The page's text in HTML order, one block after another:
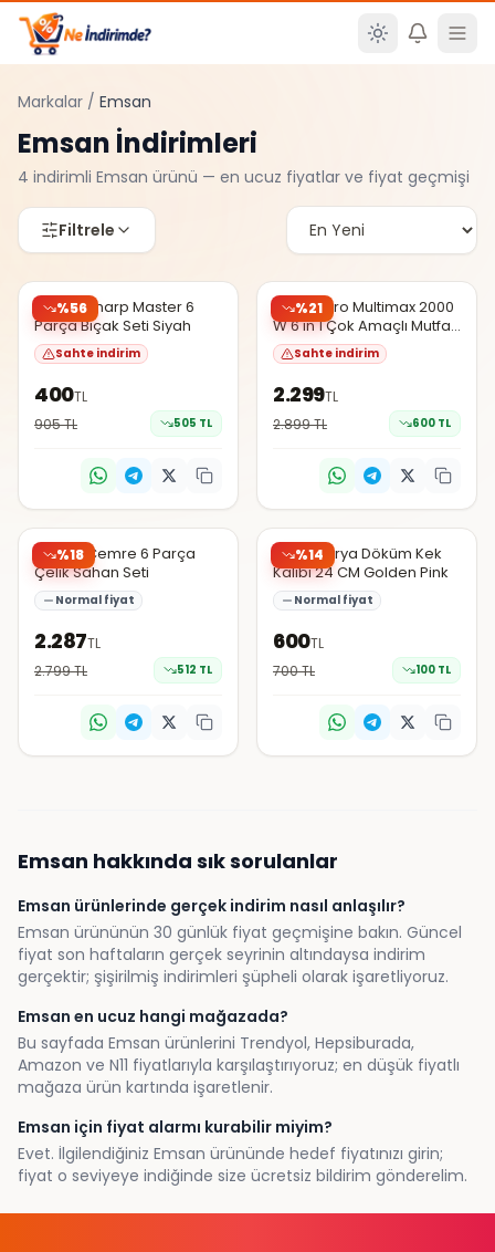
Ana içeriğe atla
Markalar / Emsan
Emsan İndirimleri
4 indirimli Emsan ürünü — en ucuz fiyatlar ve fiyat geçmişi
Filtrele
%56
EN DÜŞÜK
Şüpheli
Emsan Sharp Master 6
Parça Bıçak Seti Siyah
Sahte indirim
400TL
905TL 505 TL
%21
EN DÜŞÜK
Şüpheli
Emsan Pro Multimax 2000
W 6 in 1 Çok Amaçlı Mutfak
Robotu
Sahte indirim
2.299TL
2.899TL 600 TL
%18
N11
Emsan Cemre 6 Parça
Çelik Sahan Seti
Normal fiyat
2.287TL
2.799TL 512 TL
%14
N11
Emsan Arya Döküm Kek
Kalıbı 24 CM Golden Pink
Normal fiyat
600TL
700TL 100 TL
Emsan hakkında sık sorulanlar
Emsan ürünlerinde gerçek indirim nasıl anlaşılır?
Emsan ürününün 30 günlük fiyat geçmişine bakın. Güncel
fiyat son haftaların gerçek seyrinin altındaysa indirim
gerçektir; şişirilmiş indirimleri şüpheli olarak işaretliyoruz.
Emsan en ucuz hangi mağazada?
Bu sayfada Emsan ürünlerini Trendyol, Hepsiburada,
Amazon ve N11 fiyatlarıyla karşılaştırıyoruz; en düşük fiyatlı
mağaza ürün kartında işaretlenir.
Emsan için fiyat alarmı kurabilir miyim?
Evet. İlgilendiğiniz Emsan ürününde hedef fiyatınızı girin;
fiyat o seviyeye indiğinde size ücretsiz bildirim gönderelim.